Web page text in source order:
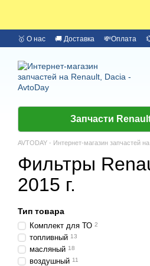
🥇 О нас 🚚 Доставка 💸Оплата
Запчасти
AVTODAY - Интернет-магазин запчастей
Фильтры
2015 г.
Тип товара
Комплект для ТО 2
топливный 13
масляный 18
воздушный 11